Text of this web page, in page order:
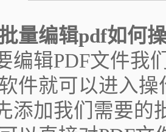
量编辑pdf如何
辑PDF文件我
件就可以进入操
加我们需要的